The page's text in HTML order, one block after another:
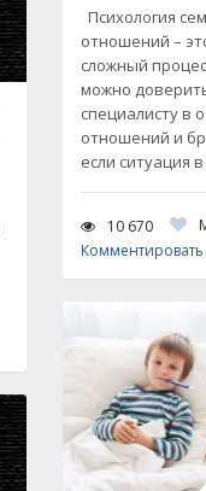
Психология
отношений –
сложный
можно
специалисту в
отношений и
если ситуация
10 670
Комментировать